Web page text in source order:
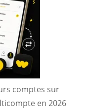
comptes sur
en 2026